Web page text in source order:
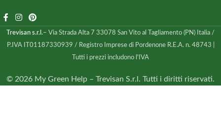
Trevisan s.r.l.– Via Strada Alta 7 33078 San Vito al Tagliamento (PN) Italia /
P.IVA IT01187330939 / Registro Imprese di Pordenone R.E.A. n. 48743 |
Tutti i prezzi includono l'IVA
© 2026 My Green Help – Trevisan S.r.l. Tutti i diritti riservati.